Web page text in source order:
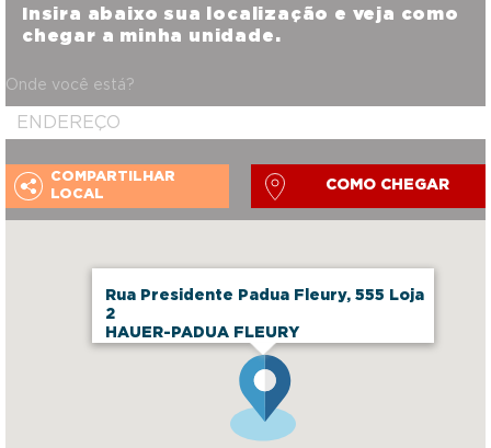
Rua Presidente Padua Fleury, 555 Loja
2
HAUER-PADUA FLEURY
Insira abaixo sua localização e veja como
chegar a minha unidade.
Onde você está?
COMPARTILHAR
LOCAL
COMO CHEGAR